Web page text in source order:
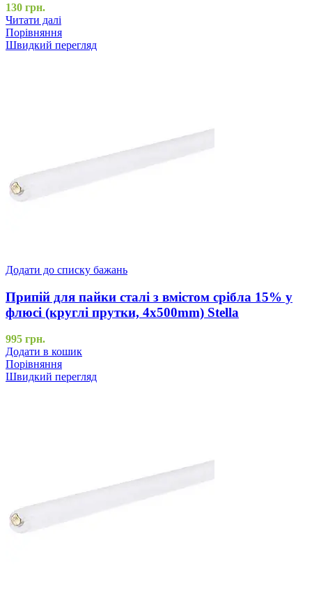
130 грн.
Читати далі
Порівняння
Швидкий перегляд
Додати до списку бажань
Припій для пайки сталі з вмістом срібла 15% у
флюсі (круглі прутки, 4x500mm) Stella
995 грн.
Додати в кошик
Порівняння
Швидкий перегляд